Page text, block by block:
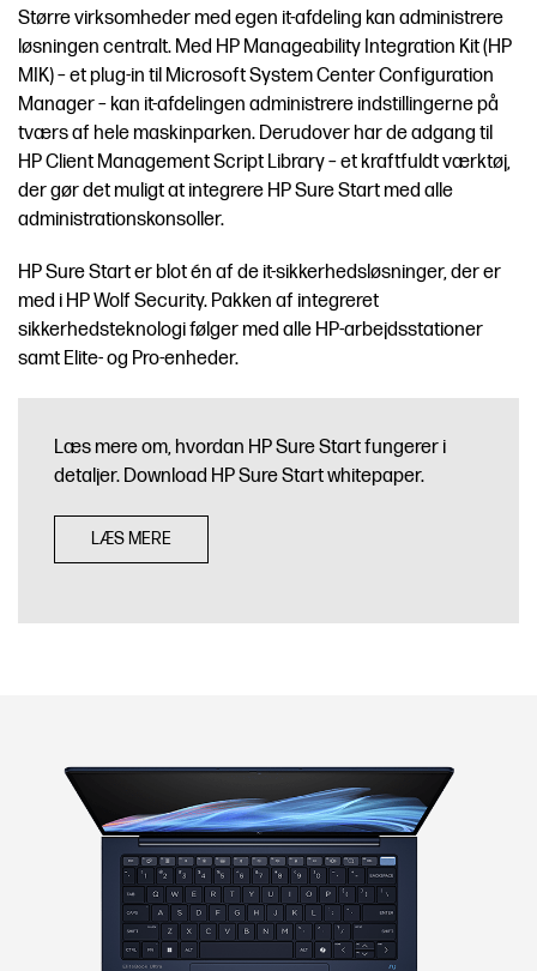
Større virksomheder med egen it-afdeling kan administrere
løsningen centralt. Med HP Manageability Integration Kit (HP
MIK) – et plug-in til Microsoft System Center Configuration
Manager – kan it-afdelingen administrere indstillingerne på
tværs af hele maskinparken. Derudover har de adgang til
HP Client Management Script Library – et kraftfuldt værktøj,
der gør det muligt at integrere HP Sure Start med alle
administrationskonsoller.
HP Sure Start er blot én af ​​de it-sikkerhedsløsninger, der er
med i HP Wolf Security. Pakken af ​​integreret
sikkerhedsteknologi følger med alle HP-arbejdsstationer
samt Elite- og Pro-enheder.
Læs mere om, hvordan HP Sure Start fungerer i
detaljer. Download HP Sure Start whitepaper.
LÆS MERE